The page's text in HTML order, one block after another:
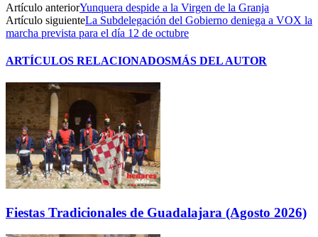
Artículo anteriorYunquera despide a la Virgen de la Granja
Artículo siguienteLa Subdelegación del Gobierno deniega a VOX la
marcha prevista para el día 12 de octubre
ARTÍCULOS RELACIONADOSMÁS DEL AUTOR
Fiestas Tradicionales de Guadalajara (Agosto 2026)